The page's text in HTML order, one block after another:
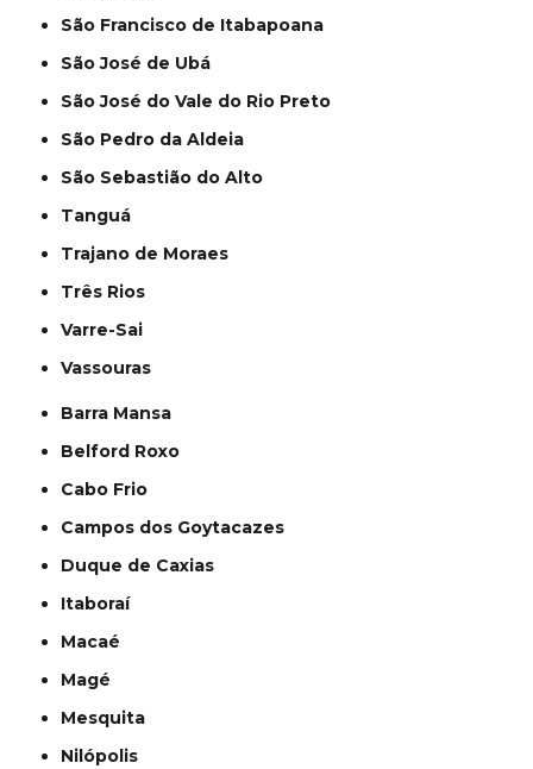
São Francisco de Itabapoana
São José de Ubá
São José do Vale do Rio Preto
São Pedro da Aldeia
São Sebastião do Alto
Tanguá
Trajano de Moraes
Três Rios
Varre-Sai
Vassouras
Barra Mansa
Belford Roxo
Cabo Frio
Campos dos Goytacazes
Duque de Caxias
Itaboraí
Macaé
Magé
Mesquita
Nilópolis